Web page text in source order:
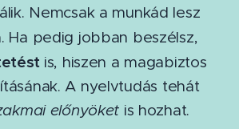
Nemcsak a munkád lesz
Ha pedig jobban beszélsz,
is, hiszen a magabiztos
A nyelvtudás tehát
előnyöket is hozhat.